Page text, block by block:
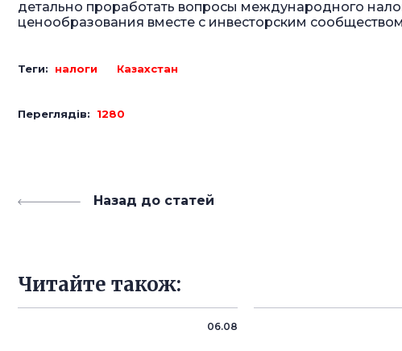
детально проработать вопросы международного
ценообразования вместе с инвесторским
Теги: налоги Казахстан
Переглядів: 1280
Назад до статей
Читайте також:
06.08